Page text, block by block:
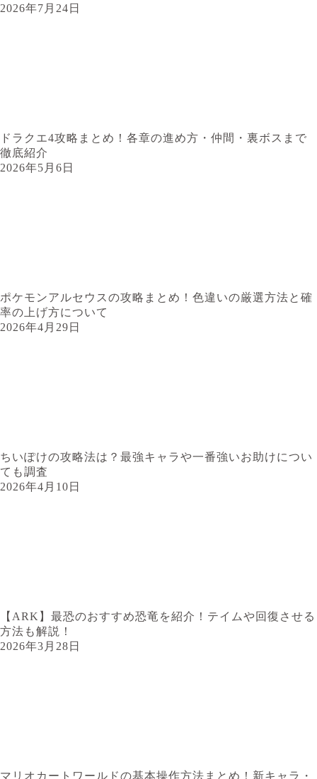
2026年7月24日
ドラクエ4攻略まとめ！各章の進め方・仲間・裏ボスまで
徹底紹介
2026年5月6日
ポケモンアルセウスの攻略まとめ！色違いの厳選方法と確
率の上げ方について
2026年4月29日
ちいぽけの攻略法は？最強キャラや一番強いお助けについ
ても調査
2026年4月10日
【ARK】最恐のおすすめ恐竜を紹介！テイムや回復させる
方法も解説！
2026年3月28日
マリオカートワールドの基本操作方法まとめ！新キャラ・